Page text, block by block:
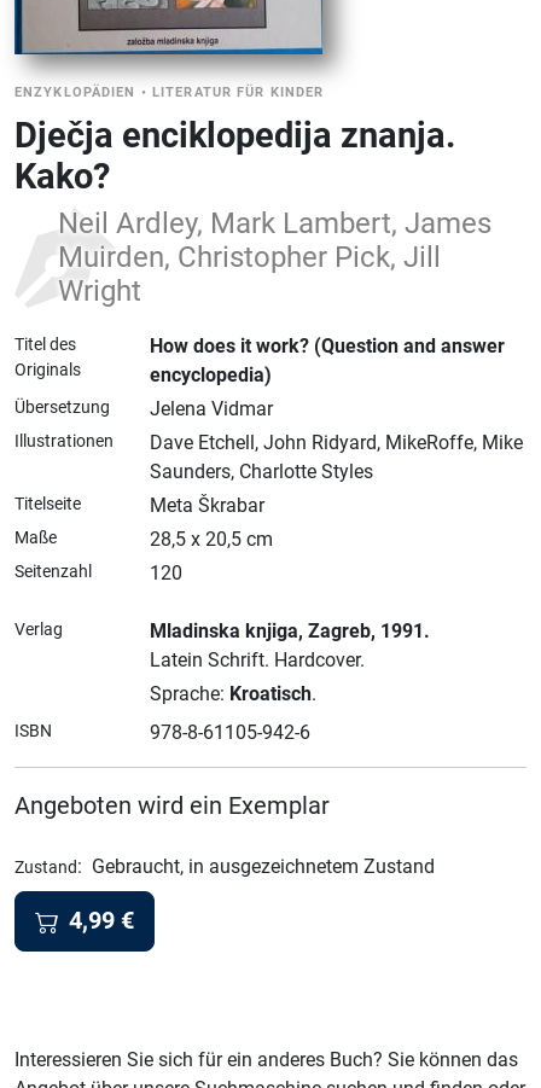
ENZYKLOPÄDIEN • LITERATUR FÜR KINDER
Dječja enciklopedija znanja.
Kako?
Neil Ardley, Mark Lambert, James
Muirden, Christopher Pick, Jill
Wright
Titel des
Originals
How does it work? (Question and answer
encyclopedia)
Übersetzung Jelena Vidmar
Illustrationen
Dave Etchell, John Ridyard, MikeRoffe, Mike
Saunders, Charlotte Styles
Titelseite Meta Škrabar
Maße 28,5 x 20,5 cm
Seitenzahl 120
Verlag Mladinska knjiga, Zagreb, 1991.
Latein Schrift. Hardcover.
Sprache: Kroatisch.
ISBN 978-8-61105-942-6
Angeboten wird ein Exemplar
Zustand: Gebraucht, in ausgezeichnetem Zustand
4,99 €
Interessieren Sie sich für ein anderes Buch? Sie können das